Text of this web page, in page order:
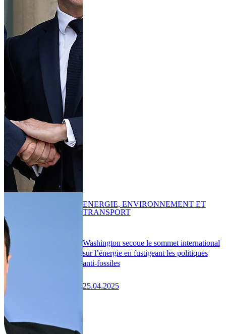
Washington secoue le sommet international
sur l’énergie en fustigeant les politiques
anti-fossiles
25.04.2025
ENERGIE, ENVIRONNEMENT ET
TRANSPORT